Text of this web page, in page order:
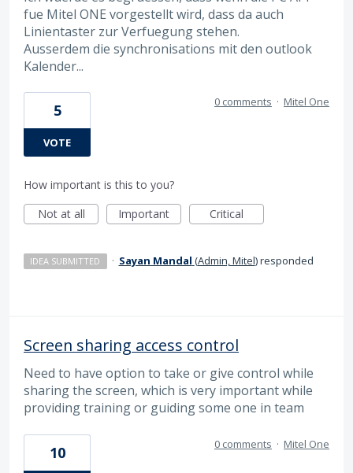
fue Mitel ONE vorgestellt wird, dass da auch
Linientaster zur Verfuegung stehen.
Ausserdem die synchronisations mit den outlook
Kalender...
5
VOTE
0 comments · Mitel One
How important is this to you?
Not at all
Important Critical
IDEA SUBMITTED · Sayan Mandal (Admin, Mitel)responded
Screen sharing access control
Need to have option to take or give control while
sharing the screen, which is very important while
providing training or guiding some one in team
10 0 comments · Mitel One